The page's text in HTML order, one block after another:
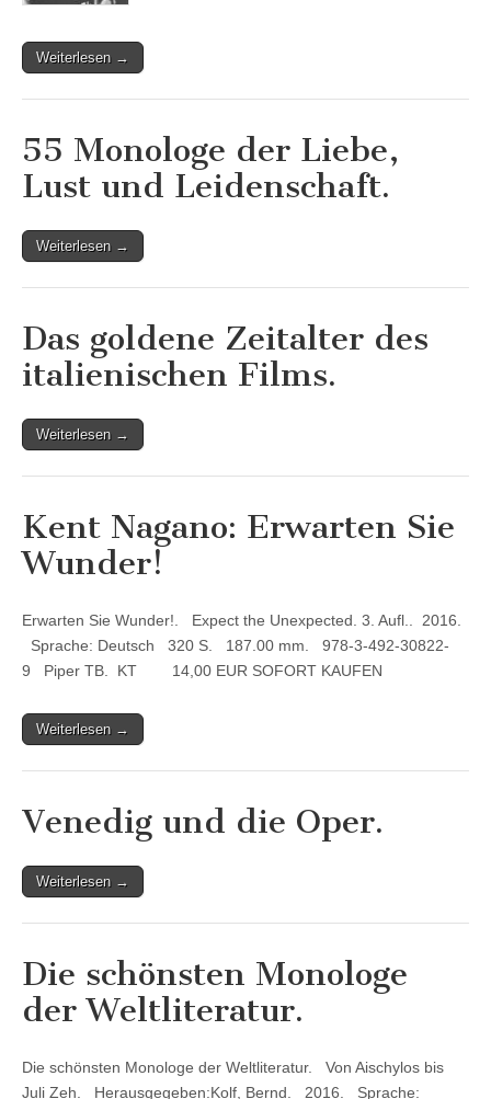
Weiterlesen →
55 Monologe der Liebe,
Lust und Leidenschaft.
Weiterlesen →
Das goldene Zeitalter des
italienischen Films.
Weiterlesen →
Kent Nagano: Erwarten Sie
Wunder!
Erwarten Sie Wunder!. Expect the Unexpected. 3. Aufl.. 2016.
Sprache: Deutsch 320 S. 187.00 mm. 978-3-492-30822-
9 Piper TB. KT 14,00 EUR SOFORT KAUFEN
Weiterlesen →
Venedig und die Oper.
Weiterlesen →
Die schönsten Monologe
der Weltliteratur.
Die schönsten Monologe der Weltliteratur. Von Aischylos bis
Juli Zeh. Herausgegeben:Kolf, Bernd. 2016. Sprache: